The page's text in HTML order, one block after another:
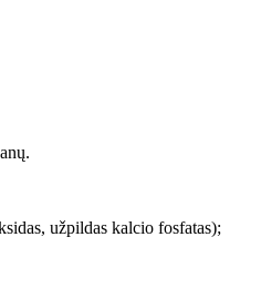
užpildas kalcio fosfatas);